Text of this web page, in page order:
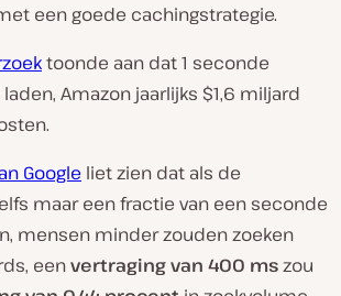
e
een goede cachingstrategie.
toonde aan dat 1 seconde
Amazon jaarlijks $1,6 miljard
Google liet zien dat als de
maar een fractie van een seconde
mensen minder zouden zoeken
eenvertraging van 400 mszou